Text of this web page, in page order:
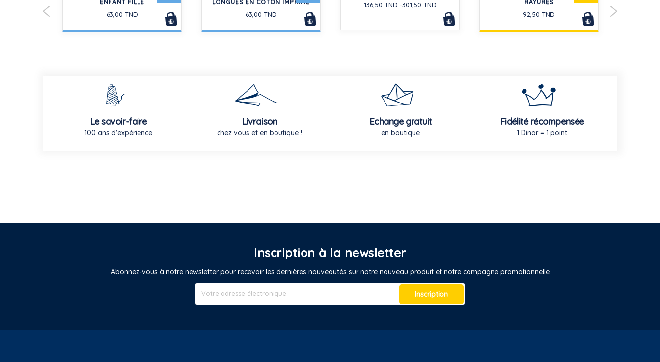
ENFANT FILLE
63,00 TND
LONGUES EN COTON IMPRIMÉ
63,00 TND
136,50 TND 301,50 TND
RAYURES
92,50 TND
Le savoir-faire
100 ans d'expérience
Livraison
chez vous et en boutique !
Echange gratuit
en boutique
Fidélité récompensée
1 Dinar = 1 point
Inscription à la newsletter
Abonnez-vous à notre newsletter pour recevoir les dernières nouveautés sur notre nouveau produit et notre campagne promotionnelle
Inscription